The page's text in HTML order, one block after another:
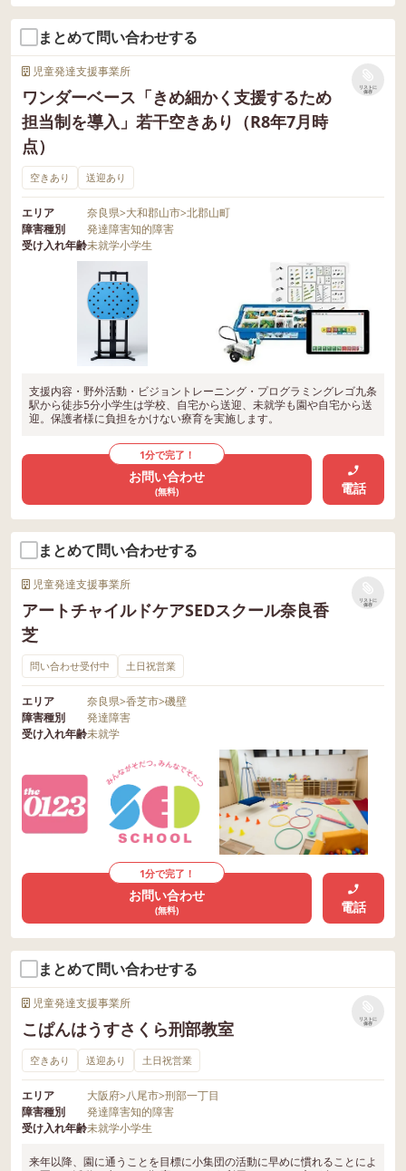
まとめて問い合わせする
児童発達支援事業所
ワンダーベース「きめ細かく支援するため
担当制を導入」若干空きあり（R8年7月時
点）
リストに
保存
空きあり 送迎あり
エリア 奈良県>大和郡山市>北郡山町
障害種別
発達障害知的障害
受け入れ年齢未就学小学生
支援内容・野外活動・ビジョントレーニング・プログラミングレゴ九条
駅から徒歩5分小学生は学校、自宅から送迎、未就学も園や自宅から送
迎。保護者様に負担をかけない療育を実施します。
1分で完了！
お問い合わせ
(無料) 電話
まとめて問い合わせする
児童発達支援事業所
アートチャイルドケアSEDスクール奈良香
芝
リストに
保存
問い合わせ受付中 土日祝営業
エリア 奈良県>香芝市>磯壁
障害種別
発達障害
受け入れ年齢未就学
1分で完了！
お問い合わせ
(無料) 電話
まとめて問い合わせする
児童発達支援事業所
こぱんはうすさくら刑部教室
リストに
保存
空きあり 送迎あり 土日祝営業
エリア 大阪府>八尾市>刑部一丁目
障害種別
発達障害知的障害
受け入れ年齢未就学小学生
来年以降、園に通うことを目標に小集団の活動に早めに慣れることによ